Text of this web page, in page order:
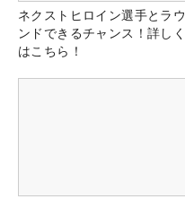
ネクストヒロイン選手とラウ
ンドできるチャンス！詳しく
はこちら！